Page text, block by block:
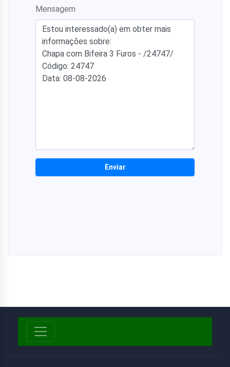
Mensagem
Enviar